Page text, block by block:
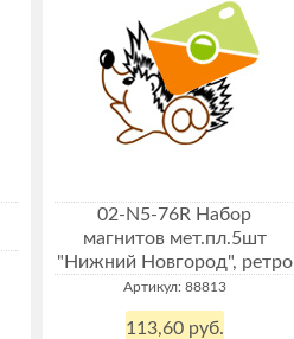
02-N5-76R Набор
магнитов мет.пл.5шт
"Нижний Новгород", ретро
Артикул: 88813
113,60 руб.